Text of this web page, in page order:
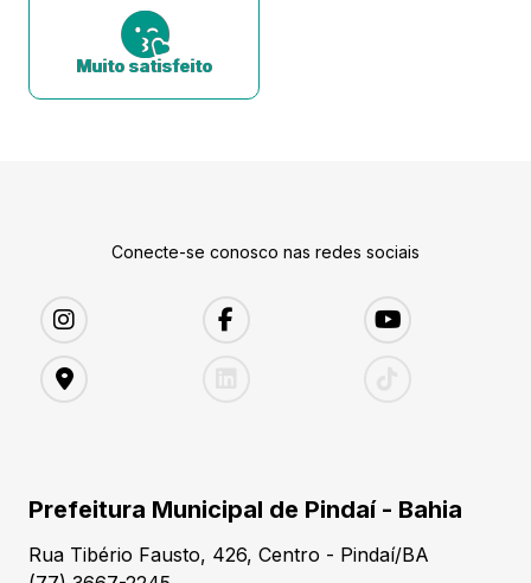
Muito satisfeito
Conecte-se conosco nas redes sociais
Prefeitura Municipal de Pindaí - Bahia
Rua Tibério Fausto, 426, Centro - Pindaí/BA